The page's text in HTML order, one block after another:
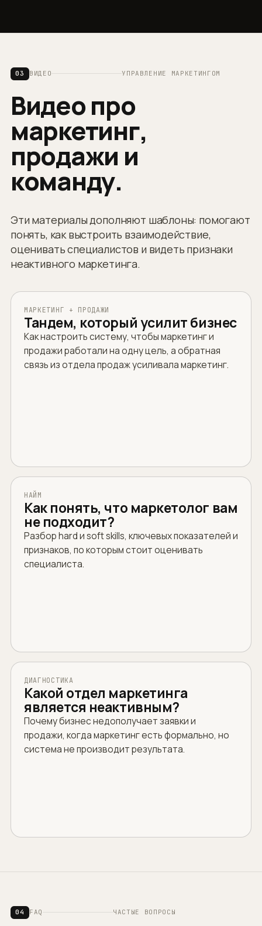
03 ВИДЕО УПРАВЛЕНИЕ МАРКЕТИНГОМ
Видео про
маркетинг,
продажи и
команду.
Эти материалы дополняют шаблоны: помогают
понять, как выстроить взаимодействие,
оценивать специалистов и видеть признаки
неактивного маркетинга.
МАРКЕТИНГ + ПРОДАЖИ
Тандем, который усилит бизнес
Как настроить систему, чтобы маркетинг и
продажи работали на одну цель, а обратная
связь из отдела продаж усиливала маркетинг.
НАЙМ
Как понять, что маркетолог вам
не подходит?
Разбор hard и soft skills, ключевых показателей и
признаков, по которым стоит оценивать
специалиста.
ДИАГНОСТИКА
Какой отдел маркетинга
является неактивным?
Почему бизнес недополучает заявки и
продажи, когда маркетинг есть формально, но
система не производит результата.
04 FAQ ЧАСТЫЕ ВОПРОСЫ